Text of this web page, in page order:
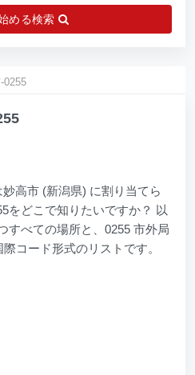
める検索
0255
高市 (新潟県) に割り当てら
をどこで知りたいですか？ 以
すべての場所と、0255 市外局
コード形式のリストです。